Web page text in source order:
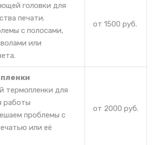
головки для
печати.
с полосами,
или
от 1500 руб.
термопленки для
работы
проблемы с
или её
от 2000 руб.